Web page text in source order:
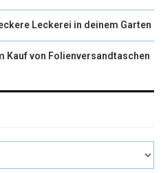
Leckerei in deinem Garten
Kauf von Folienversandtaschen